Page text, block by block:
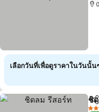
เลือกวันที่เพื่อดูราคาในวันนั้น
แช
ชิ